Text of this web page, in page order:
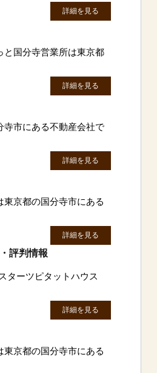
詳細を見る
と国分寺営業所は東京都
詳細を見る
寺市にある不動産会社で
詳細を見る
京都の国分寺市にある
詳細を見る
評判情報
ターツピタットハウス
詳細を見る
京都の国分寺市にある